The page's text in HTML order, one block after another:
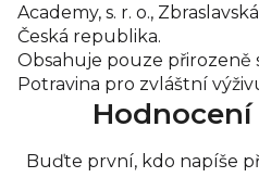
Academy, s. r. o.,
Česká republika.
Obsahuje pouze přirozeně
Potravina pro zvláštní
Buďte první, kdo napíše